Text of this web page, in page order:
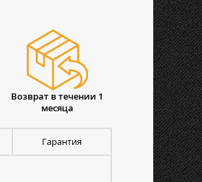
Возврат в течении 1
месяца
Гарантия